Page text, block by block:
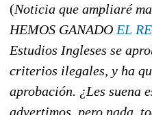
(Noticia que ampliaré
HEMOS GANADO EL
Estudios Ingleses se
criterios ilegales, y ha
aprobación. ¿Les suena
advertimos, pero nada,